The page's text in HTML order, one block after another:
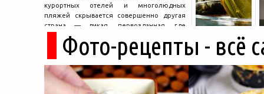
курортных отелей и многолюдных
пляжей скрывается совершенно другая
страна — дикая, первозданная, где
древние руины дремлют в тени кедров, а
горные дороги ведут к местам, о которых
не расскажет ни один автобусный гид....
Фото-рецепты - всё